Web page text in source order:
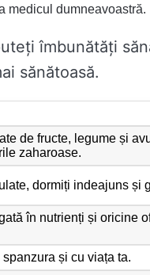
medicul dumneavoastră.
îmbunătăți
sănătoasă.
de fructe, legume și
zaharoase.
dormiți indeajuns și
în nutrienți și oricine
și cu viața ta.